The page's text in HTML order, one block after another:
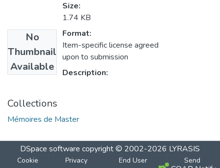
No
Thumbnail
Available
Size:
1.74 KB
Format:
Item-specific license agreed
upon to submission
Description:
Collections
Mémoires de Master
DSpace software copyright © 2002-2026 LYRASIS
Cookie
Privacy
End User
Send